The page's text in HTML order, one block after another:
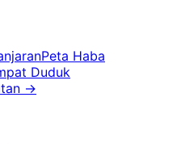
Peta Haba
Duduk
→